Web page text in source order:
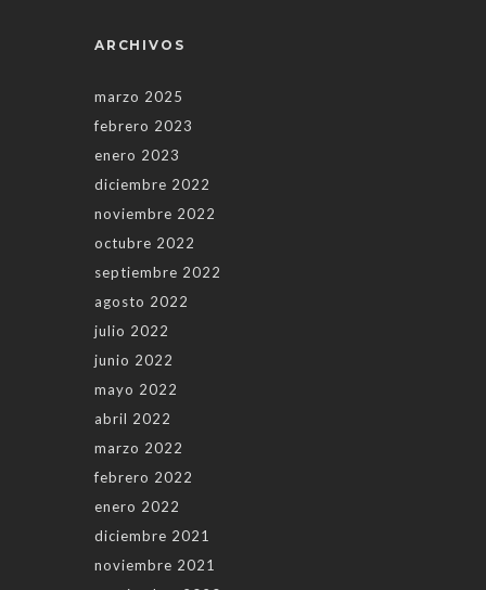
ARCHIVOS
marzo 2025
febrero 2023
enero 2023
diciembre 2022
noviembre 2022
octubre 2022
septiembre 2022
agosto 2022
julio 2022
junio 2022
mayo 2022
abril 2022
marzo 2022
febrero 2022
enero 2022
diciembre 2021
noviembre 2021